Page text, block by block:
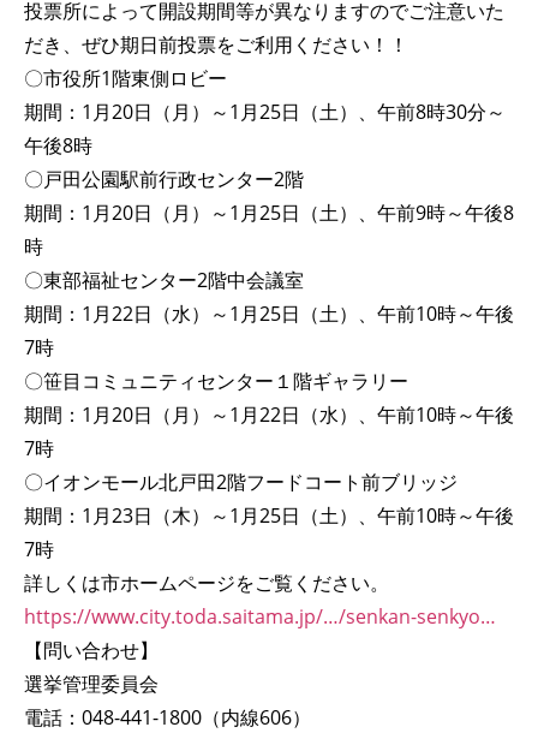
投票所によって開設期間等が異なりますのでご注意いた
だき、ぜひ期日前投票をご利用ください！！
〇市役所1階東側ロビー
期間：1月20日（月）～1月25日（土）、午前8時30分～
午後8時
〇戸田公園駅前行政センター2階
期間：1月20日（月）～1月25日（土）、午前9時～午後8
時
〇東部福祉センター2階中会議室
期間：1月22日（水）～1月25日（土）、午前10時～午後
7時
〇笹目コミュニティセンター１階ギャラリー
期間：1月20日（月）～1月22日（水）、午前10時～午後
7時
〇イオンモール北戸田2階フードコート前ブリッジ
期間：1月23日（木）～1月25日（土）、午前10時～午後
7時
詳しくは市ホームページをご覧ください。
https://www.city.toda.saitama.jp/…/senkan-senkyo…
【問い合わせ】
選挙管理委員会
電話：048-441-1800（内線606）